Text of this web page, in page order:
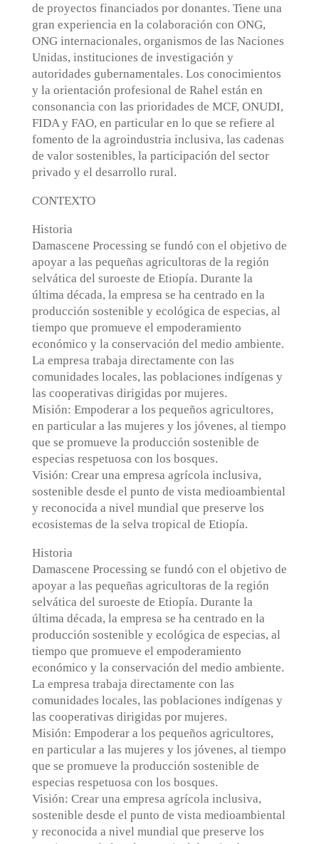
de proyectos financiados por donantes. Tiene una
gran experiencia en la colaboración con ONG,
ONG internacionales, organismos de las Naciones
Unidas, instituciones de investigación y
autoridades gubernamentales. Los conocimientos
y la orientación profesional de Rahel están en
consonancia con las prioridades de MCF, ONUDI,
FIDA y FAO, en particular en lo que se refiere al
fomento de la agroindustria inclusiva, las cadenas
de valor sostenibles, la participación del sector
privado y el desarrollo rural.
CONTEXTO
Historia
Damascene Processing se fundó con el objetivo de
apoyar a las pequeñas agricultoras de la región
selvática del suroeste de Etiopía. Durante la
última década, la empresa se ha centrado en la
producción sostenible y ecológica de especias, al
tiempo que promueve el empoderamiento
económico y la conservación del medio ambiente.
La empresa trabaja directamente con las
comunidades locales, las poblaciones indígenas y
las cooperativas dirigidas por mujeres.
Misión: Empoderar a los pequeños agricultores,
en particular a las mujeres y los jóvenes, al tiempo
que se promueve la producción sostenible de
especias respetuosa con los bosques.
Visión: Crear una empresa agrícola inclusiva,
sostenible desde el punto de vista medioambiental
y reconocida a nivel mundial que preserve los
ecosistemas de la selva tropical de Etiopía.
Historia
Damascene Processing se fundó con el objetivo de
apoyar a las pequeñas agricultoras de la región
selvática del suroeste de Etiopía. Durante la
última década, la empresa se ha centrado en la
producción sostenible y ecológica de especias, al
tiempo que promueve el empoderamiento
económico y la conservación del medio ambiente.
La empresa trabaja directamente con las
comunidades locales, las poblaciones indígenas y
las cooperativas dirigidas por mujeres.
Misión: Empoderar a los pequeños agricultores,
en particular a las mujeres y los jóvenes, al tiempo
que se promueve la producción sostenible de
especias respetuosa con los bosques.
Visión: Crear una empresa agrícola inclusiva,
sostenible desde el punto de vista medioambiental
y reconocida a nivel mundial que preserve los